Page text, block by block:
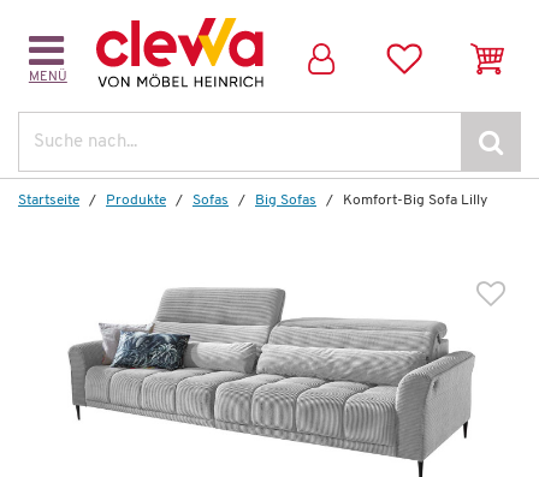
MENÜ
Startseite Produkte Sofas Big Sofas Komfort-Big Sofa Lilly
Weitere Artikel aus der Serie
Komfort-Wohnlandschaft
Lilly